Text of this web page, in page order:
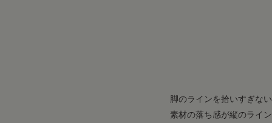
脚のラインを拾いすぎな
素材の落ち感が縦のライ